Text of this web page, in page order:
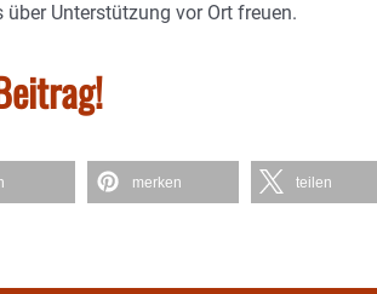
Unterstützung vor Ort freuen.
merken teilen